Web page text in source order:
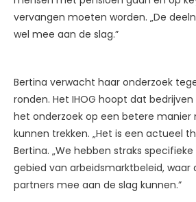
vervangen moeten worden. „De
wel mee aan de slag.”
Bertina verwacht haar onderzoek
ronden. Het IHOG hoopt dat
het onderzoek op een betere manier
kunnen trekken. „Het is een actueel
Bertina. „We hebben straks
gebied van arbeidsmarktbeleid, waar
partners mee aan de slag kunnen.”